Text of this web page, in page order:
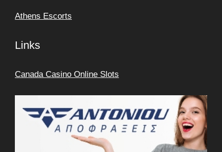
Athens Escorts
Links
Canada Casino Online Slots